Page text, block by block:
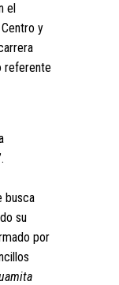
el
y
referente
busca
su
por